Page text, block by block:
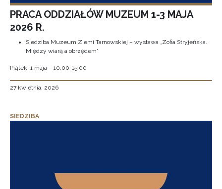
PRACA ODDZIAŁÓW MUZEUM 1-3 MAJA
2026 R.
Siedziba Muzeum Ziemi Tarnowskiej – wystawa „Zofia Stryjeńska.
Między wiarą a obrzędem”
Piątek, 1 maja – 10:00-15:00
27 kwietnia, 2026
SIEDZIBA